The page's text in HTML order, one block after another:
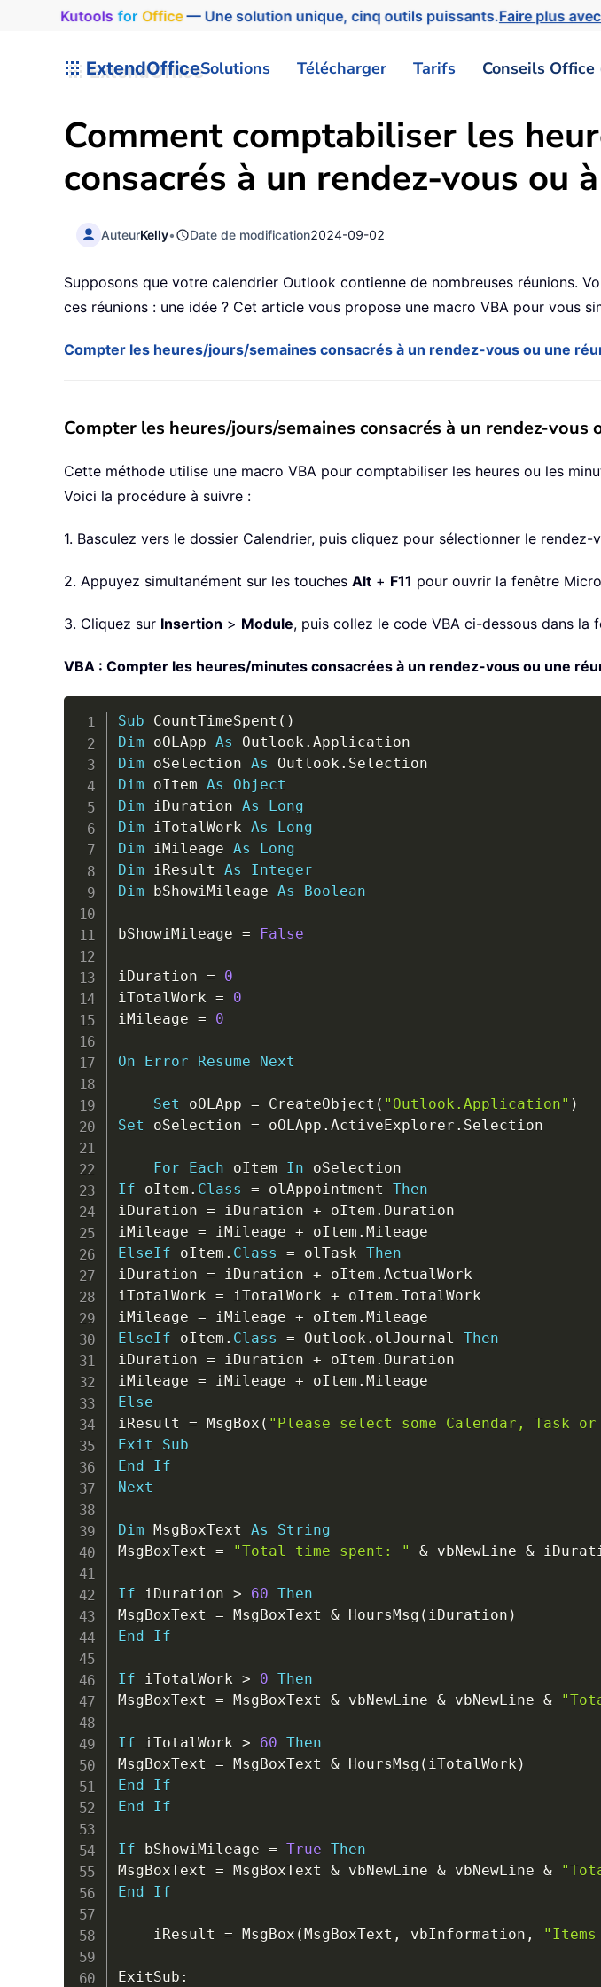
Kutools for Office— Une solution unique, cinq outils puissants.Faire plus
ExtendOfficeSolutions Télécharger Tarifs Conseils Office
Comment comptabiliser les
consacrés à un rendez-vous ou
AuteurKelly• Date de modification2024-09-02
Supposons que votre calendrier Outlook contienne de nombreuses réunions.
ces réunions : une idée ? Cet article vous propose une macro VBA pour vous
Compter les heures/jours/semaines consacrés à un rendez-vous ou une
Compter les heures/jours/semaines consacrés à un rendez-vous
Cette méthode utilise une macro VBA pour comptabiliser les heures ou les
Voici la procédure à suivre :
1. Basculez vers le dossier Calendrier, puis cliquez pour sélectionner le
2. Appuyez simultanément sur les touches Alt + F11 pour ouvrir la fenêtre
3. Cliquez sur Insertion > Module, puis collez le code VBA ci-dessous dans la
VBA : Compter les heures/minutes consacrées à un rendez-vous ou une
Sub CountTimeSpent ( )
Dim oOLApp As Outlook .
Dim oSelection As Outlook .
Dim oItem As
Object
Dim iDuration As
Long
Dim iTotalWork As
Long
Dim iMileage As
Long
Dim iResult As
Integer
Dim bShowiMileage As Boolean
bShowiMileage = False
iDuration =
0
iTotalWork =
0
iMileage = 0
On Error Resume Next
Set oOLApp = CreateObject ( "Outlook.Application" )
Set oSelection = oOLApp . ActiveExplorer . Selection
For Each oItem In
If oItem . Class = olAppointment Then
iDuration = iDuration + oItem . Duration
iMileage = iMileage + oItem .
ElseIf oItem . Class = olTask Then
iDuration = iDuration + oItem . ActualWork
iTotalWork = iTotalWork + oItem . TotalWork
iMileage = iMileage + oItem .
ElseIf oItem . Class = Outlook . olJournal Then
iDuration = iDuration + oItem . Duration
iMileage = iMileage + oItem .
Else
iResult = MsgBox ( "Please select some Calendar,
Exit
Sub
End
If
Next
Dim MsgBoxText As
String
MsgBoxText = "Total time spent: " & vbNewLine &
If iDuration > 60 Then
MsgBoxText = MsgBoxText & HoursMsg ( iDuration )
End
If
If iTotalWork > 0 Then
MsgBoxText = MsgBoxText & vbNewLine & vbNewLine &
If iTotalWork > 60 Then
MsgBoxText = MsgBoxText & HoursMsg ( iTotalWork )
End
If
End
If
If bShowiMileage = True Then
MsgBoxText = MsgBoxText & vbNewLine & vbNewLine &
End
If
    iResult
= MsgBox ( MsgBoxText , vbInformation , "Items
ExitSub :